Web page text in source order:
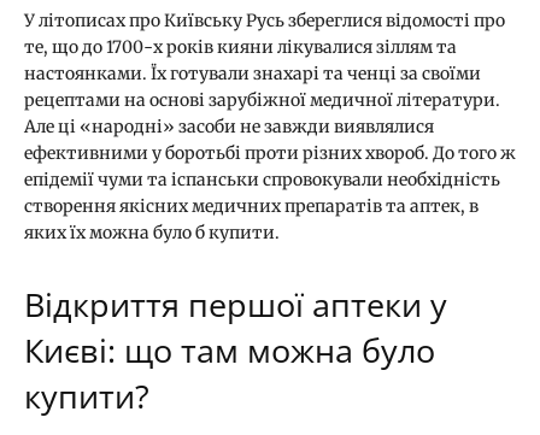
У літописах про Київську Русь збереглися відомості про
те, що до 1700-х років кияни лікувалися зіллям та
настоянками. Їх готували знахарі та ченці за своїми
рецептами на основі зарубіжної медичної літератури.
Але ці «народні» засоби не завжди виявлялися
ефективними у боротьбі проти різних хвороб. До того ж
епідемії чуми та іспанськи спровокували необхідність
створення якісних медичних препаратів та аптек, в
яких їх можна було б купити.
Відкриття першої аптеки у
Києві: що там можна було
купити?